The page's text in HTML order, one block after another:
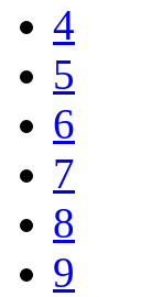
4
5
6
7
8
9